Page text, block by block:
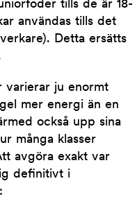
tills de är 18-
användas tills det
Detta ersätts
varierar ju enormt
mer energi än en
också upp sina
många klasser
avgöra exakt var
definitivt i